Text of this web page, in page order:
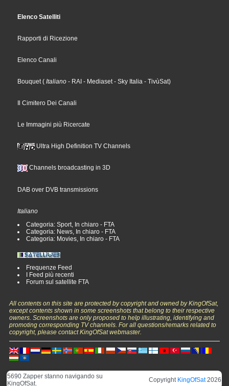
Elenco Satelliti
Rapporti di Ricezione
Elenco Canali
Bouquet( Italiano - RAI - Mediaset- Sky Italia - TivùSat)
Il Cimitero Dei Canali
Le Immagini più Ricercate
Ultra High Definition TV Channels
Channels broadcasting in 3D
DAB over DVB transmissions
Italiano
Categoria: Sport, In chiaro - FTA
Categoria: News, In chiaro - FTA
Categoria: Movies, In chiaro - FTA
Frequenze Feed
I Feed più recenti
Forum sul satellite FTA
All contents on this site are protected by copyright and owned by KingOfSat,
except contents shown in some screenshots that belong to their respective
owners. Screenshots are only proposed to help illustrating, identifying and
promoting corresponding TV channels. For all questions/remarks related to
copyright, please contact KingOfSat webmaster.
5690 Zapper stanno navigando su
KingOfSat.
Copyright KingOfSat2026